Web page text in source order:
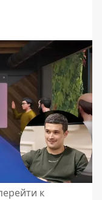
к